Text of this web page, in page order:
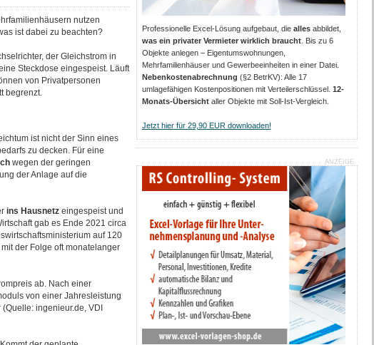
nutzen
ist dabei zu beachten?
der Gleichstrom in
Steckdose eingespeist. Läuft
von Privatpersonen
begrenzt.
ist nicht der Sinn eines
zu decken. Für eine
wegen der geringen
der Anlage auf die
ins Hausnetzeingespeist und
gab es Ende 2021 circa
auf 120
der Folge oft monatelanger
ab. Nach einer
von einer Jahresleistung
ingenieur.de, VDI
Professionelle Excel-Lösung aufgebaut, die allesabbildet,
was ein privater Vermieter wirklich braucht. Bis zu 6
Objekte anlegen – Eigentumswohnungen,
Mehrfamilienhäuser und Gewerbeeinheiten in einer Datei.
Nebenkostenabrechnung (§2 BetrKV): Alle 17
umlagefähigen Kostenpositionen mit Verteilerschlüssel. 12-
Monats-Übersichtaller Objekte mit Soll-Ist-Vergleich.
Jetzt hier für 29,90 EUR downloaden!
ANZEIGE